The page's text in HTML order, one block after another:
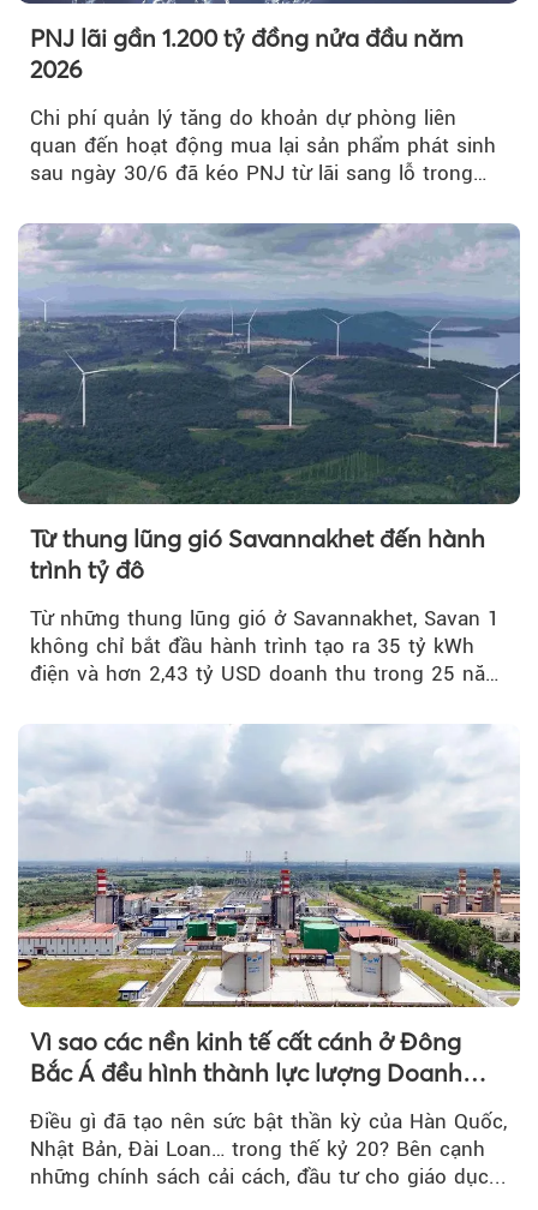
PNJ lãi gần 1.200 tỷ đồng nửa đầu năm
2026
Chi phí quản lý tăng do khoản dự phòng liên
quan đến hoạt động mua lại sản phẩm phát sinh
sau ngày 30/6 đã kéo PNJ từ lãi sang lỗ trong
Từ thung lũng gió Savannakhet đến hành
trình tỷ đô
Từ những thung lũng gió ở Savannakhet, Savan 1
không chỉ bắt đầu hành trình tạo ra 35 tỷ kWh
điện và hơn 2,43 tỷ USD doanh thu trong 25 năm
Vì sao các nền kinh tế cất cánh ở Đông
Bắc Á đều hình thành lực lượng Doanh
nghiệp Quốc gia?
Điều gì đã tạo nên sức bật thần kỳ của Hàn Quốc,
Nhật Bản, Đài Loan… trong thế kỷ 20? Bên cạnh
những chính sách cải cách, đầu tư cho giáo dục...